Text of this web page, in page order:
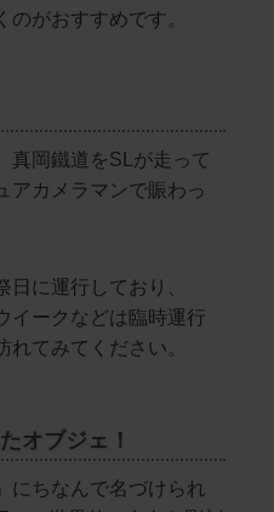
のがおすすめです。
真岡鐵道をSLが走って
アカメラマンで賑わっ
に運行しており、
イークなどは臨時運行
れてみてください。
オブジェ！
にちなんで名づけられ